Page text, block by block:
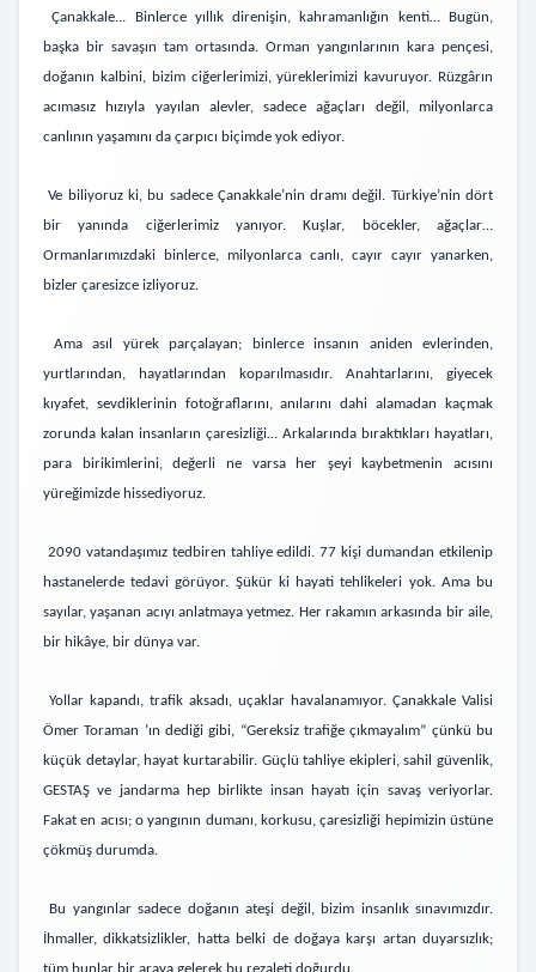
Çanakkale... Binlerce yıl lıkdirenişin, kahramanlığın kenti… Bugün,
başka bir savaşın tam ortasında. Orman yangınlarının kara pençesi,
doğanın kalbini, bizim ciğerlerimizi, yüreklerimizi kavuruyor. Rüzgârın
acımasız hızıyla yayılan alevler, sadece ağaçları değil, milyonlarca
canlının yaşamını da çarpıcı biçimde yok ediyor.
Ve biliyoruz ki, bu sadece Çanakkale’nin dramı değil. Türkiye’nin dört
bir yanında ciğerlerimiz yanıyor. Kuşlar, böcekler, ağaçlar…
Ormanlarımızdaki binlerce, milyonlarca canlı, cayır cayır yanarken,
bizler çaresizce izliyoruz.
Ama asıl yürek parçalayan; binlerce insanın aniden evlerinden,
yurtlarından, hayatlarından koparılmasıdır. Anahtarlarını, giyecek
kıyafet, sevdiklerinin fotoğraflarını, anılarını dahi alamadan kaçmak
zorunda kalan insanların çaresizliği… Arkalarında bıraktıkları hayatları,
para birikimlerini, değerli ne varsa her şeyi kaybetmenin acısını
yüreğimizde hissediyoruz.
2090 vatandaşımız tedbiren tahliye edildi. 77 kişi dumandan etkilenip
hastanelerde tedavi görüyor. Şükür ki hayati tehlikeleri yok. Ama bu
sayılar, yaşanan acıyı anlatmaya yetmez. Her rakamın arkasında bir aile,
bir hikâye, bir dünya var.
Yollar kapandı, trafik aksadı, uçaklar havalanamıyor. Çanakkale Valisi
Ömer Toraman ’ın dediği gibi, “Gereksiz trafiğe çıkmayalım” çünkü bu
küçük detaylar, hayat kurtarabilir. Güçlü tahliye ekipleri, sahil güvenlik,
GESTAŞ ve jandarma hep birlikte insan hayatı için savaş veriyorlar.
Fakat en acısı; o yangının dumanı, korkusu, çaresizliği hepimizin üstüne
çökmüş durumda.
Bu yangınlar sadece doğanın ateşi değil, bizim insanlık sınavımızdır.
İhmaller, dikkatsizlikler, hatta belki de doğaya karşı artan duyarsızlık;